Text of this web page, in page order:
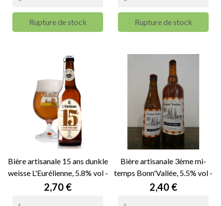
Rupture de stock Rupture de stock
Bière artisanale 15 ans dunkle
weisse L'Eurélienne, 5.8% vol -
33cl
Prix
2,70 €
Bière artisanale 3ème mi-
temps Bonn'Vallée, 5.5% vol -
33cl
Prix
2,40 €